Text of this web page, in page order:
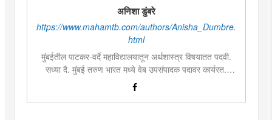
अनिशा डुंबरे
https://www.mahamtb.com/authors/Anisha_Dumbre.
html
मुंबईतील पाटकर-वर्दे महाविद्यालयातून अर्थशास्त्र विषयातत पदवी.
सध्या दै. मुंबई तरुण भारत मध्ये वेब उपसंपादक पदावर कार्यरत.
लिखाण, वाचन आणि निवेदनाची विशेष आवड. मराठी साहित्य,
इतिहास, राजकारण, आणि मनोरंजन विषयांत रस. महाविद्यालयीन